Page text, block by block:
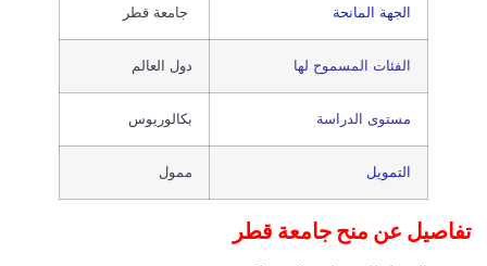
الجهة المانحة جامعة قطر
الفئات المسموح لها دول العالم
مستوى الدراسة بكالوريوس
التمويل ممول
تفاصيل عن منح جامعة قطر